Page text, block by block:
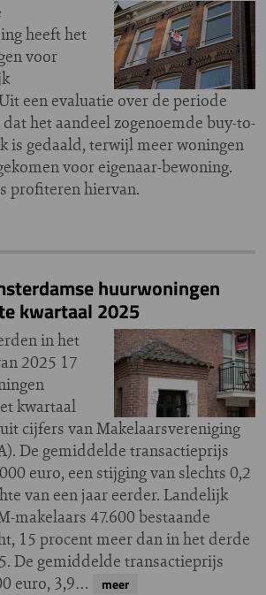
heeft het
voor
een evaluatie over de periode
het aandeel zogenoemde buy-to-
is gedaald, terwijl meer woningen
voor eigenaar-bewoning.
profiteren hiervan.
huurwoningen
kwartaal 2025
in het
2025 17
kwartaal
cijfers van Makelaarsvereniging
De gemiddelde transactieprijs
euro, een stijging van slechts 0,2
van een jaar eerder. Landelijk
makelaars 47.600 bestaande
15 procent meer dan in het derde
De gemiddelde transactieprijs
euro, 3,9…
meer